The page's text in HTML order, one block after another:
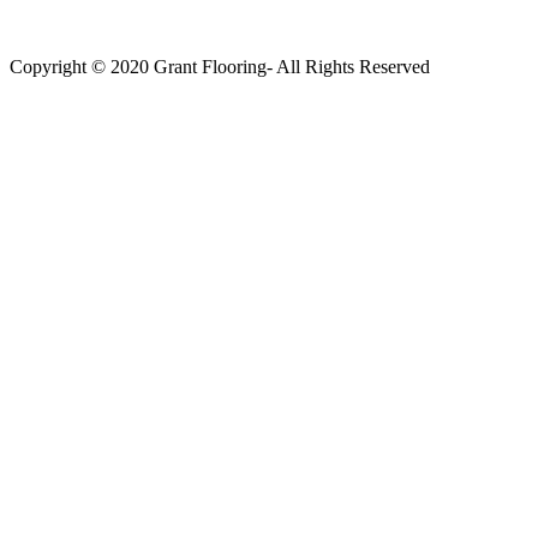
Copyright © 2020 Grant Flooring- All Rights Reserved